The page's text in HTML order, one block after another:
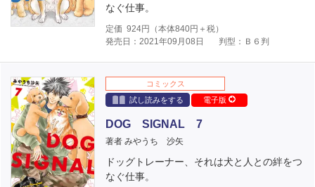
なぐ仕事。
定価 924円（本体840円＋税）
発売日：2021年09月08日
判型：Ｂ６判
コミックス
試し読みをする
電子版
DOG SIGNAL 7
著者 みやうち 沙矢
ドッグトレーナー、それは犬と人との絆をつ
なぐ仕事。